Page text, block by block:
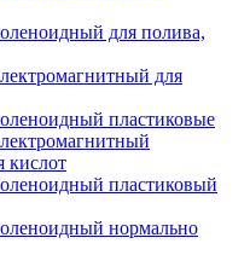
для полива,
для
пластиковые
кислот
пластиковый
нормально